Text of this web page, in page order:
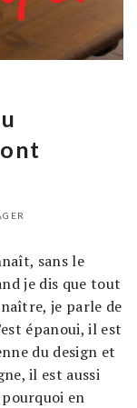
sans le
je dis que tout
je parle de
épanoui, il est
du design et
il est aussi
en